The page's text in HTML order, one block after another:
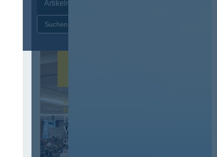
12. & 13. November 2026 in
Berlin
13. Deutscher
Vergabetag
Der Jahreskongress für
öffentliches